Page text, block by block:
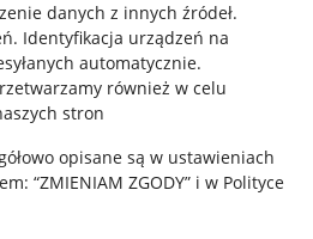
danych z innych źródeł.
. Identyfikacja urządzeń na
automatycznie.
również w celu
stron
opisane są w ustawieniach
“ZMIENIAM ZGODY” i w Polityce
Cyfrowych